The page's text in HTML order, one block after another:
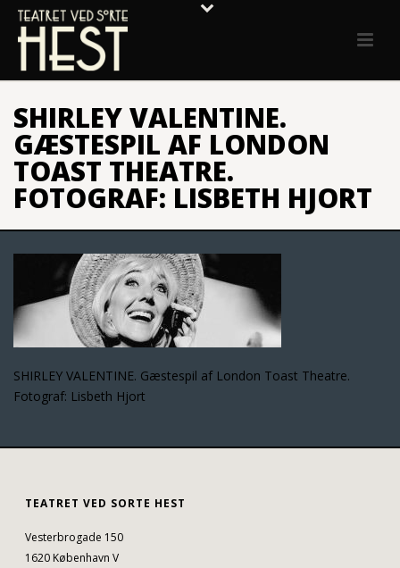
SHIRLEY VALENTINE.
GÆSTESPIL AF LONDON
TOAST THEATRE.
FOTOGRAF: LISBETH HJORT
SHIRLEY VALENTINE. Gæstespil af London Toast Theatre.
Fotograf: Lisbeth Hjort
TEATRET VED SORTE HEST
Vesterbrogade 150
1620 København V